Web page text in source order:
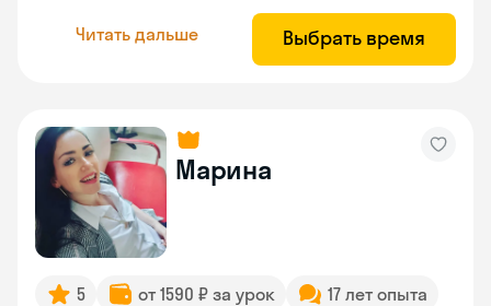
Читать дальше Выбрать время
Марина
5 от 1590 ₽ за урок
17 лет опыта